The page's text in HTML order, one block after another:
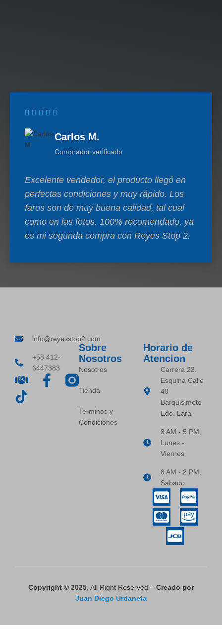
Carlos M.
Comprador verificado
Excelente vendedor, el producto llegó en
perfectas condiciones y muy rápido. Los
faros son de muy buena calidad, tal cual
como en las fotos. 100% recomendado, ya
es mi segunda compra con Reyes Stop 2.
info@reyesstop2.com
+58 412-
6447383
Sobre
Nosotros
Nosotros
Tienda
Terminos y
Condiciones
Horario de
Atencion
Carrera 23.
Esquina Calle
40
Barquisimeto
Edo. Lara
8 AM - 5 PM,
Lunes -
Viernes
8 AM - 2 PM,
Sabado
Copyright © 2025, All Right Reserved – Creado por
Juan Diego Urdaneta